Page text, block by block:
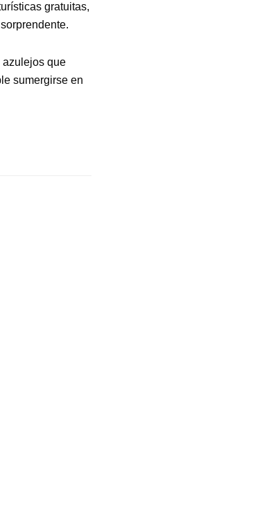
gratuitas,
azulejos que
sumergirse en